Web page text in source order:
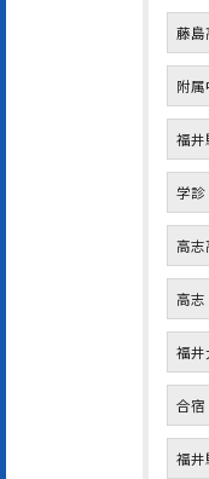
藤島
附
福井
学診
高志
高志
福井
合宿
福井